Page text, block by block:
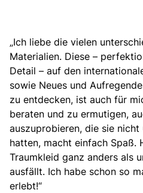
„Ich liebe die vielen
Materialien. Diese –
Detail – auf den
sowie Neues und
zu entdecken, ist auch für
beraten und zu ermutigen,
auszuprobieren, die sie
hatten, macht einfach Spaß.
Traumkleid ganz anders als
ausfällt. Ich habe schon so
erlebt!“